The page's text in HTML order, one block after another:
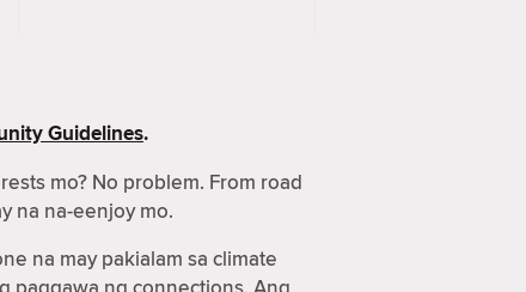
Guidelines.
mo? No problem. From road
na na-eenjoy mo.
na may pakialam sa climate